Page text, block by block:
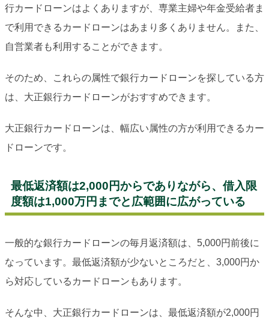
行カードローンはよくありますが、専業主婦や年金受給者ま
で利用できるカードローンはあまり多くありません。また、
自営業者も利用することができます。
そのため、これらの属性で銀行カードローンを探している方
は、大正銀行カードローンがおすすめできます。
大正銀行カードローンは、幅広い属性の方が利用できるカー
ドローンです。
最低返済額は2,000円からでありながら、借入限
度額は1,000万円までと広範囲に広がっている
一般的な銀行カードローンの毎月返済額は、5,000円前後に
なっています。最低返済額が少ないところだと、3,000円か
ら対応しているカードローンもあります。
そんな中、大正銀行カードローンは、最低返済額が2,000円